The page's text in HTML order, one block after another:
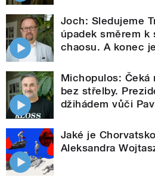
Joch: Sledujeme
úpadek směrem k
chaosu. A konec
Michopulos: Čeká
bez střelby.
džihádem vůči
Jaké je
Aleksandra